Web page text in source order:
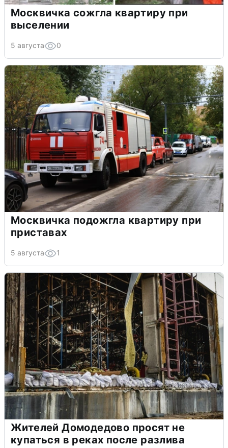
Москвичка сожгла квартиру при
выселении
5 августа 0
Москвичка подожгла квартиру при
приставах
5 августа 1
Жителей Домодедово просят не
купаться в реках после разлива